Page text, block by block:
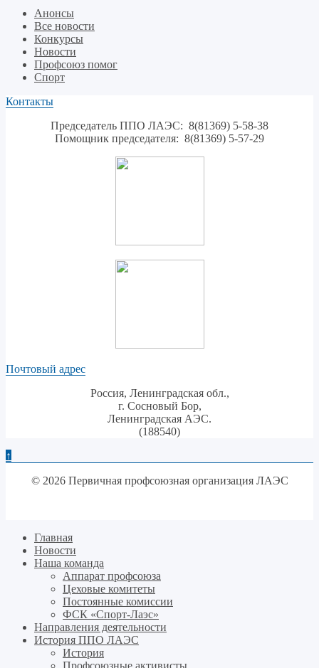
Анонсы
Все новости
Конкурсы
Новости
Профсоюз помог
Спорт
Контакты
Председатель ППО ЛАЭС: 8(81369) 5-58-38
Помощник председателя: 8(81369) 5-57-29
Почтовый адрес
Россия, Ленинградская обл.,
г. Сосновый Бор,
Ленинградская АЭС.
(188540)
↑
© 2026 Первичная профсоюзная организация ЛАЭС
Главная
Новости
Наша команда
Аппарат профсоюза
Цеховые комитеты
Постоянные комиссии
ФСК «Спорт-Лаэс»
Направления деятельности
История ППО ЛАЭС
История
Профсоюзные активисты